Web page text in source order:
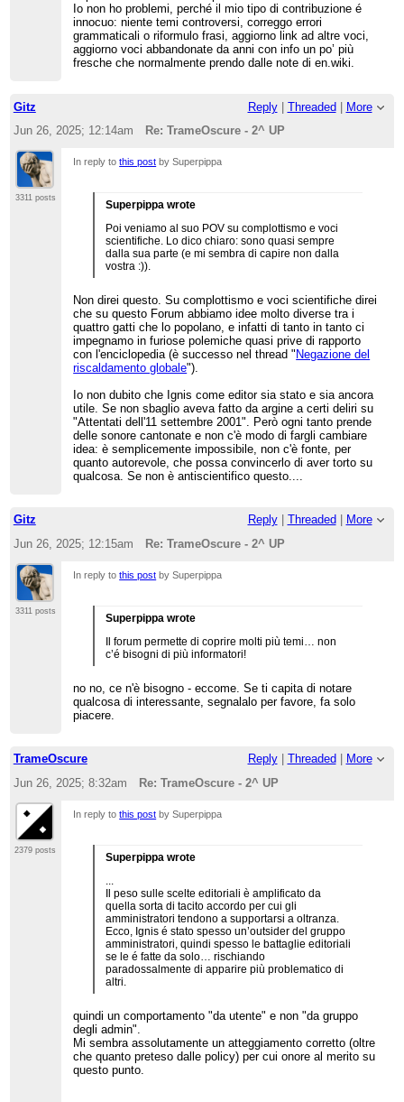
Io non ho problemi, perché il mio tipo di contribuzione é
innocuo: niente temi controversi, correggo errori
grammaticali o riformulo frasi, aggiorno link ad altre voci,
aggiorno voci abbandonate da anni con info un po’ più
fresche che normalmente prendo dalle note di en.wiki.
Gitz Reply| Threaded | More
Jun 26, 2025; 12:14am
Re: TrameOscure - 2^ UP
3311 posts
In reply tothis post by Superpippa
Superpippa wrote
Poi veniamo al suo POV su complottismo e voci
scientifiche. Lo dico chiaro: sono quasi sempre
dalla sua parte (e mi sembra di capire non dalla
vostra :)).
Non direi questo. Su complottismo e voci scientifiche direi
che su questo Forum abbiamo idee molto diverse tra i
quattro gatti che lo popolano, e infatti di tanto in tanto ci
impegnamo in furiose polemiche quasi prive di rapporto
con l'enciclopedia (è successo nel thread " Negazione del
riscaldamento globale").
Io non dubito che Ignis come editor sia stato e sia ancora
utile. Se non sbaglio aveva fatto da argine a certi deliri su
"Attentati dell'11 settembre 2001". Però ogni tanto prende
delle sonore cantonate e non c'è modo di fargli cambiare
idea: è semplicemente impossibile, non c'è fonte, per
quanto autorevole, che possa convincerlo di aver torto su
qualcosa. Se non è antiscientifico questo....
Gitz Reply| Threaded
More
Jun 26, 2025; 12:15am
Re: TrameOscure - 2^ UP
3311 posts
In reply tothis post by Superpippa
Superpippa wrote
Il forum permette di coprire molti più temi… non
c’é bisogni di più informatori!
no no, ce n'è bisogno - eccome. Se ti capita di notare
qualcosa di interessante, segnalalo per favore, fa solo
piacere.
TrameOscure Reply| Threaded
More
Jun 26, 2025; 8:32am
Re: TrameOscure - 2^ UP
2379 posts
In reply tothis post by Superpippa
Superpippa wrote
...
Il peso sulle scelte editoriali è amplificato da
quella sorta di tacito accordo per cui gli
amministratori tendono a supportarsi a oltranza.
Ecco, Ignis é stato spesso un’outsider del gruppo
amministratori, quindi spesso le battaglie editoriali
se le é fatte da solo… rischiando
paradossalmente di apparire più problematico di
altri.
quindi un comportamento "da utente" e non "da gruppo
degli admin".
Mi sembra assolutamente un atteggiamento corretto (oltre
che quanto preteso dalle policy) per cui onore al merito su
questo punto.